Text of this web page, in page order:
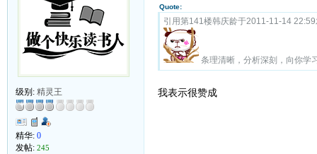
级别: 精灵王
精华: 0
发帖: 245
Quote:
引用第141楼韩庆龄于2011-11-14
条理清晰，分析深刻，向你学
我表示很赞成